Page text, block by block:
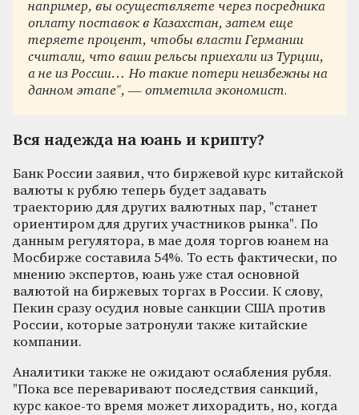
например, вы осуществляете через посредника
оплату поставок в Казахстан, затем еще
теряете процент, чтобы власти Германии
считали, что ваши рельсы приехали из Турции,
а не из России… Но такие потери неизбежны на
данном этапе", — отметила экономист.
Вся надежда на юань и крипту?
Банк России заявил, что биржевой курс китайской
валюты к рублю теперь будет задавать
траекторию для других валютных пар, "станет
ориентиром для других участников рынка". По
данным регулятора, в мае доля торгов юанем на
Мосбирже составила 54%. То есть фактически, по
мнению экспертов, юань уже стал основной
валютой на биржевых торгах в России. К слову,
Пекин сразу осудил новые санкции США против
России, которые затронули также китайские
компании.
Аналитики также не ожидают ослабления рубля.
"Пока все переваривают последствия санкций,
курс какое-то время может лихорадить, но, когда